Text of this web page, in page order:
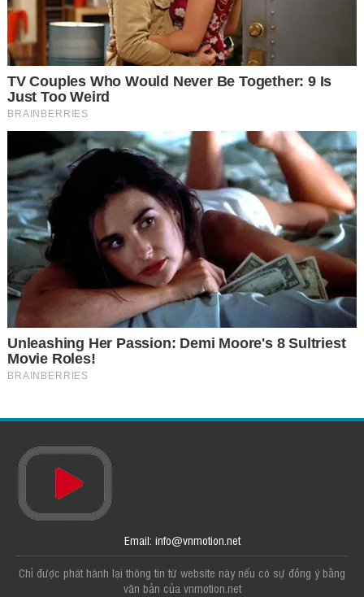
Email: info@vnmotion.net
Chỉ được phát hành lại thông tin từ website này nếu có sự đồng ý bằng
văn bản của vnmotion.net